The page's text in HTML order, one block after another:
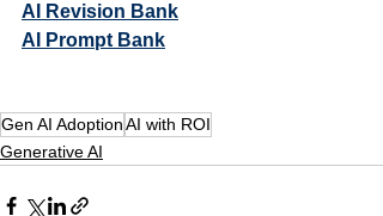
AI Revision Bank
AI Prompt Bank
Gen AI AdoptionAI with ROI
Generative AI